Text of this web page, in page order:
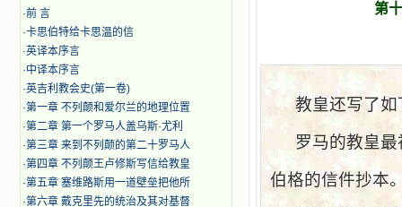
·前 言
·卡思伯特给卡思温的信
·英译本序言
·中译本序言
·英吉利教会史(第一卷)
·第一章 不列颠和爱尔兰的地理位置
·第二章 第一个罗马人盖乌斯·尤利
·第三章 来到不列颠的第二十罗马人
·第四章 不列颠王卢修斯写信给教皇
·第五章 塞维路斯用一道壁垒把他所
·第六章 戴克里先的统治及其对基督
第
教皇还写了
罗马的教皇
伯格的信件抄本